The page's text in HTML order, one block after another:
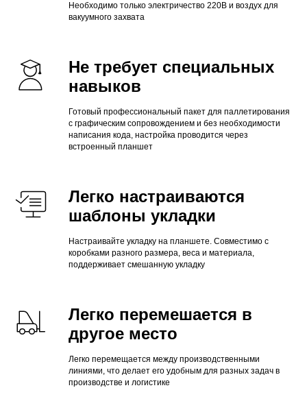
Необходимо только электричество 220В и воздух для
вакуумного захвата
Не требует специальных
навыков
Готовый профессиональный пакет для паллетирования
с графическим сопровождением и без необходимости
написания кода, настройка проводится через
встроенный планшет
Легко настраиваются
шаблоны укладки
Настраивайте укладку на планшете. Совместимо с
коробками разного размера, веса и материала,
поддерживает смешанную укладку
Легко перемешается в
другое место
Легко перемещается между производственными
линиями, что делает его удобным для разных задач в
производстве и логистике